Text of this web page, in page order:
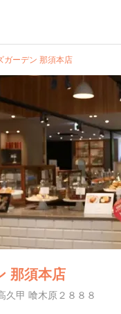
ガーデン 那須本店
那須本店
久甲 喰木原２８８８